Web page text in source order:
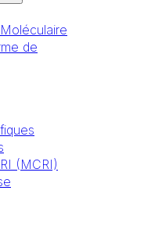
de
(MCRI)